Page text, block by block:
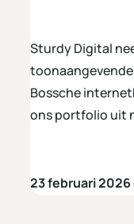
Sturdy Digital
Bossche
ons portfolio uit
23 februari 2026